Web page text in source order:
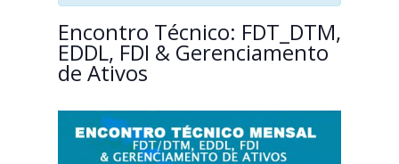
Encontro Técnico: FDT_DTM,
EDDL, FDI & Gerenciamento
de Ativos